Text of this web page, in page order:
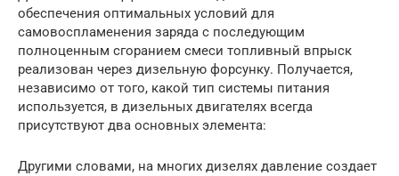
обеспечения оптимальных условий для
самовоспламенения заряда с последующим
полноценным сгоранием смеси топливный впрыск
реализован через дизельную форсунку. Получается,
независимо от того, какой тип системы питания
используется, в дизельных двигателях всегда
присутствуют два основных элемента:
Другими словами, на многих дизелях давление создает